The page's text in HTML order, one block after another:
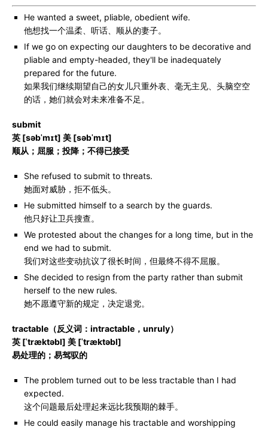
He wanted a sweet, pliable, obedient wife.
他想找一个温柔、听话、顺从的妻子。
If we go on expecting our daughters to be decorative and
pliable and empty-headed, they'll be inadequately
prepared for the future.
如果我们继续期望自己的女儿只重外表、毫无主见、头脑空空
的话，她们就会对未来准备不足。
submit
英 [səbˈmɪt] 美 [səbˈmɪt]
顺从；屈服；投降；不得已接受
She refused to submit to threats.
她面对威胁，拒不低头。
He submitted himself to a search by the guards.
他只好让卫兵搜查。
We protested about the changes for a long time, but in the
end we had to submit.
我们对这些变动抗议了很长时间，但最终不得不屈服。
She decided to resign from the party rather than submit
herself to the new rules.
她不愿遵守新的规定，决定退党。
tractable（反义词：intractable，unruly）
英 [ˈtræktəbl] 美 [ˈtræktəbl]
易处理的；易驾驭的
The problem turned out to be less tractable than I had
expected.
这个问题最后处理起来远比我预期的棘手。
He could easily manage his tractable and worshipping